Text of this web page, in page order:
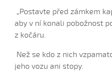
Na tom našem
Na tú svatú Katerinu...
Na tých panských
Na zelenéj lúce...
Nad maštalenkú (Iveta
„Postavte před zámkem
aby v ní konali pobožnost
z kočáru.
Než se kdo z nich
jeho vozu ani stopy.